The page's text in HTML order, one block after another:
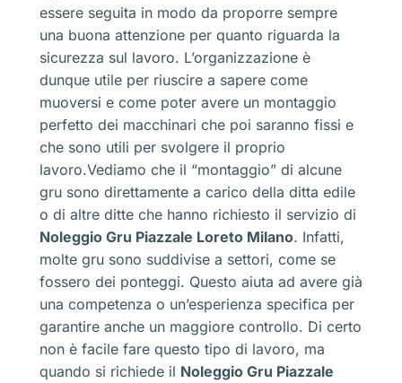
essere seguita in modo da proporre sempre
una buona attenzione per quanto riguarda la
sicurezza sul lavoro. L’organizzazione è
dunque utile per riuscire a sapere come
muoversi e come poter avere un montaggio
perfetto dei macchinari che poi saranno fissi e
che sono utili per svolgere il proprio
lavoro.Vediamo che il “montaggio” di alcune
gru sono direttamente a carico della ditta edile
o di altre ditte che hanno richiesto il servizio di
Noleggio Gru Piazzale Loreto Milano. Infatti,
molte gru sono suddivise a settori, come se
fossero dei ponteggi. Questo aiuta ad avere già
una competenza o un’esperienza specifica per
garantire anche un maggiore controllo. Di certo
non è facile fare questo tipo di lavoro, ma
quando si richiede il Noleggio Gru Piazzale